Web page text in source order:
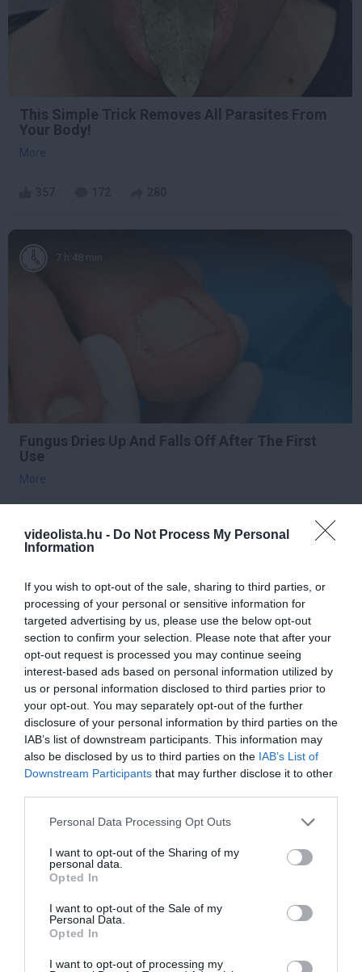
videolista.hu - Do Not Process My Personal
Information
If you wish to opt-out of the sale, sharing to third parties, or
processing of your personal or sensitive information for
targeted advertising by us, please use the below opt-out
section to confirm your selection. Please note that after your
opt-out request is processed you may continue seeing
interest-based ads based on personal information utilized by
us or personal information disclosed to third parties prior to
your opt-out. You may separately opt-out of the further
disclosure of your personal information by third parties on the
IAB’s list of downstream participants. This information may
also be disclosed by us to third parties on the IAB’s List of
Downstream Participants that may further disclose it to other
Please note that this website/app uses one or more Google
not limited to your visit or usage behaviour. You may click to
grant or deny consent to Google and its third-party tags to
use your data for below specified purposes in below Google
consent section.
Personal Data Processing Opt Outs
I want to opt-out of the Sharing of my
personal data.
Opted In
I want to opt-out of the Sale of my
Personal Data.
Opted In
I want to opt-out of processing my
This Simple Trick Removes All Parasites From
Your Body!
More
7 h 48 min
Fungus Dries Up And Falls Off After The First
Use
More
2 h 5 min
Stop Eating These 3 Foods That Are Known to
Cause Parasites
5 h 6 min